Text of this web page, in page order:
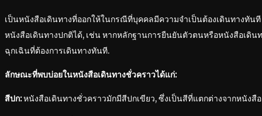
เป็นหนังสือเดินทางที่ออกให้ในกรณีที่บุคคลมีความจำเป็นต้องเดินทางทัน
หนังสือเดินทางปกติได้, เช่น หากหลักฐานการยืนยันตัวตนหรือหนังสือเดิ
ฉุกเฉินที่ต้องการเดินทางทันที.
ลักษณะที่พบบ่อยในหนังสือเดินทางชั่วคราวได้แก่:
สีปก:หนังสือเดินทางชั่วคราวมักมีสีปกเขียว, ซึ่งเป็นสีที่แตกต่างจากหนังสื